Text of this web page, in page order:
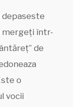
depaseste
mergeți într-
de
o
vocii